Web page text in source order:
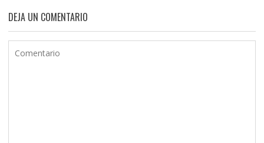
DEJA UN COMENTARIO